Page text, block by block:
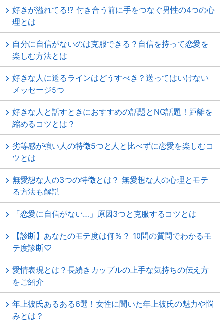
好きが溢れてる⁉ 付き合う前に手をつなぐ男性の4つの心
理とは
自分に自信がないのは克服できる？自信を持って恋愛を
楽しむ方法とは
好きな人に送るラインはどうすべき？送ってはいけない
メッセージ5つ
好きな人と話すときにおすすめの話題とNG話題！距離を
縮めるコツとは？
劣等感が強い人の特徴5つと人と比べずに恋愛を楽しむコ
ツとは
無愛想な人の3つの特徴とは？ 無愛想な人の心理とモテ
る方法も解説
「恋愛に自信がない…」原因3つと克服するコツとは
【診断】あなたのモテ度は何％？ 10問の質問でわかるモ
テ度診断♡
愛情表現とは？長続きカップルの上手な気持ちの伝え方
をご紹介
年上彼氏あるある6選！女性に聞いた年上彼氏の魅力や悩
みとは？